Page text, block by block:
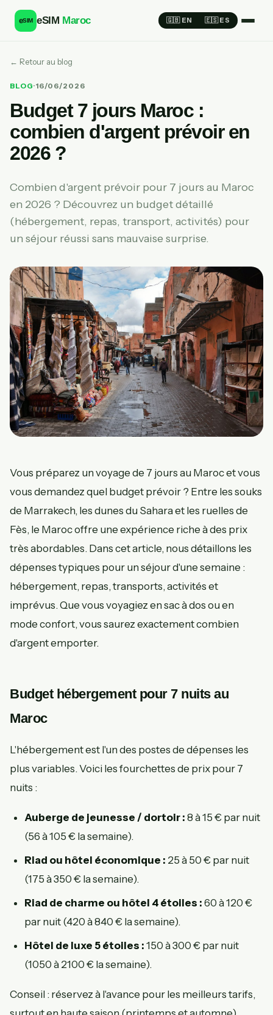
eSIM eSIM Maroc 🇬🇧 EN 🇪🇸 ES
← Retour au blog
BLOG·16/06/2026
Budget 7 jours Maroc :
combien d'argent prévoir en
2026 ?
Combien d'argent prévoir pour 7 jours au Maroc
en 2026 ? Découvrez un budget détaillé
(hébergement, repas, transport, activités) pour
un séjour réussi sans mauvaise surprise.
Vous préparez un voyage de 7 jours au Maroc et vous
vous demandez quel budget prévoir ? Entre les souks
de Marrakech, les dunes du Sahara et les ruelles de
Fès, le Maroc offre une expérience riche à des prix
très abordables. Dans cet article, nous détaillons les
dépenses typiques pour un séjour d'une semaine :
hébergement, repas, transports, activités et
imprévus. Que vous voyagiez en sac à dos ou en
mode confort, vous saurez exactement combien
d'argent emporter.
Budget hébergement pour 7 nuits au
Maroc
L'hébergement est l'un des postes de dépenses les
plus variables. Voici les fourchettes de prix pour 7
nuits :
Auberge de jeunesse / dortoir : 8 à 15 € par nuit
(56 à 105 € la semaine).
Riad ou hôtel économique : 25 à 50 € par nuit
(175 à 350 € la semaine).
Riad de charme ou hôtel 4 étoiles : 60 à 120 €
par nuit (420 à 840 € la semaine).
Hôtel de luxe 5 étoiles : 150 à 300 € par nuit
(1050 à 2100 € la semaine).
Conseil : réservez à l'avance pour les meilleurs tarifs,